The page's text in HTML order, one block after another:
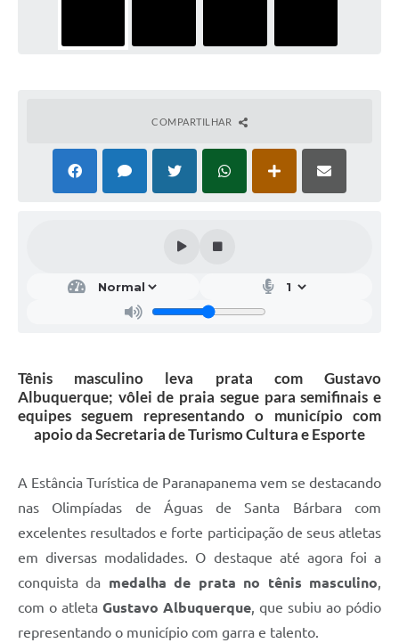
COMPARTILHAR
Tênis masculino leva prata com Gustavo
Albuquerque; vôlei de praia segue para semifinais e
equipes seguem representando o município com
apoio da Secretaria de Turismo Cultura e Esporte
A Estância Turística de Paranapanema vem se destacando
nas Olimpíadas de Águas de Santa Bárbara com
excelentes resultados e forte participação de seus atletas
em diversas modalidades. O destaque até agora foi a
conquista da medalha de prata no tênis masculino
com o atleta Gustavo Albuquerque , que subiu ao pódio
representando o município com garra e talento.